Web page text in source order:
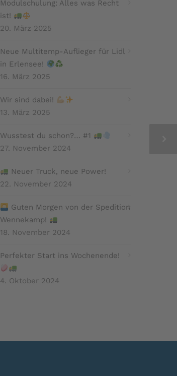
Modulschulung: Alles was Recht
ist!
20. März 2025
Neue Multitemp-Auflieger für Lidl
in Erlensee!
16. März 2025
Wir sind dabei!
13. März 2025
Wusstest du schon?… #1
27. November 2024
Neuer Truck, neue Power!
22. November 2024
Guten Morgen von der Spedition
Wennekamp!
18. November 2024
Perfekter Start ins Wochenende!
4. Oktober 2024